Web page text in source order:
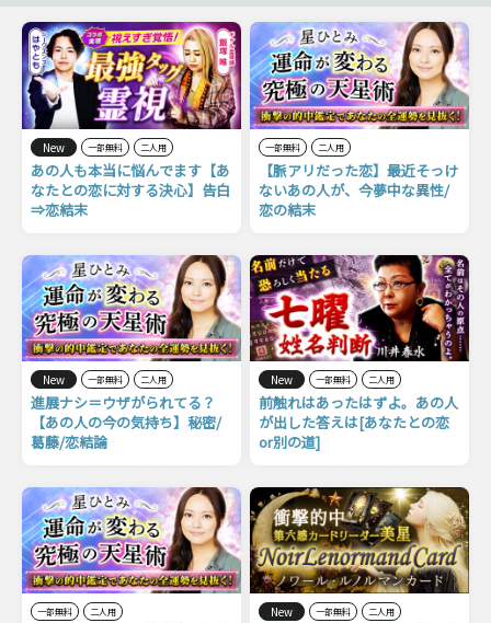
New 一部無料 二人用
あの人も本当に悩んでます【あ
なたとの恋に対する決心】告白
⇒恋結末
一部無料 二人用
【脈アリだった恋】最近そっけ
ないあの人が、今夢中な異性/
恋の結末
New 一部無料 二人用
進展ナシ＝ウザがられてる？
【あの人の今の気持ち】秘密/
葛藤/恋結論
New 一部無料 二人用
前触れはあったはずよ。あの人
が出した答えは[あなたとの恋
or別の道]
一部無料 二人用 New 一部無料 二人用